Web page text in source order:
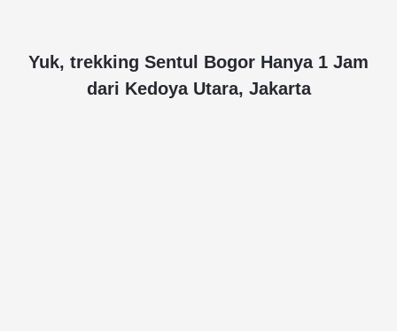
Yuk, trekking Sentul Bogor Hanya 1 Jam
dari Kedoya Utara, Jakarta